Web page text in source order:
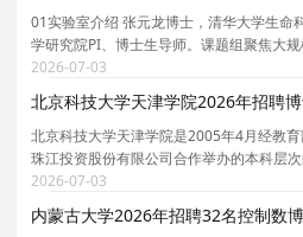
01实验室介绍 张元龙博士，清华大学生命
学研究院PI、博士生导师。课题组聚焦大
与计算方法，研究方向涵盖：台式/头戴式
活动计算建模与群体解码。课题组依托生命
2026-07-03
北京科技大学天津学院2026年招聘
北京科技大学天津学院是2005年4月经教
珠江投资股份有限公司合作举办的本科层
批接受教育部规范工作验收的三所独立学
京津新城，占地1297.73亩，建筑面积
2026-07-03